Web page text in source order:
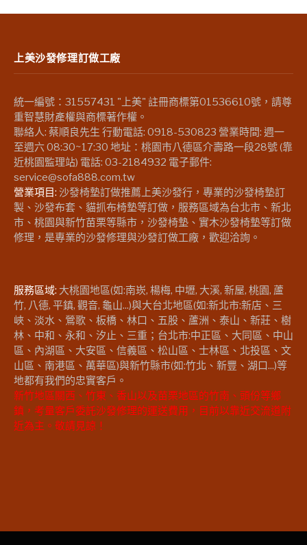
上美沙發修理訂做工廠
統一編號：31557431 "上美" 註冊商標第01536610號，請尊
重智慧財產權與商標著作權。
聯絡人: 蔡順良先生 行動電話: 0918-530823 營業時間: 週一
至週六 08:30~17:30 地址：桃園市八德區介壽路一段28號 (靠
近桃園監理站) 電話: 03-2184932 電子郵件:
service@sofa888.com.tw
營業項目: 沙發椅墊訂做推薦上美沙發行，專業的沙發椅墊訂
製、沙發布套、貓抓布椅墊等訂做，服務區域為台北市、新北
市、桃園與新竹苗栗等縣市，沙發椅墊、實木沙發椅墊等訂做
修理，是專業的沙發修理與沙發訂做工廠，歡迎洽詢。
服務區域: 大桃園地區(如:南崁, 楊梅, 中壢, 大溪, 新屋, 桃園, 蘆
竹, 八德, 平鎮, 觀音, 龜山...)與大台北地區(如:新北市:新店、三
峽、淡水、鶯歌、板橋、林口、五股、蘆洲、泰山、新莊、樹
林、中和、永和、汐止、三重；台北市:中正區、大同區、中山
區、內湖區、大安區、信義區、松山區、士林區、北投區、文
山區、南港區、萬華區)與新竹縣市(如:竹北、新豐、湖口...)等
地都有我們的忠實客戶。
新竹地區關西、竹東、香山以及苗栗地區的竹南、頭份等鄉
鎮，考量客戶委託沙發修理的運送費用，目前以靠近交流道附
近為主。敬請見諒！